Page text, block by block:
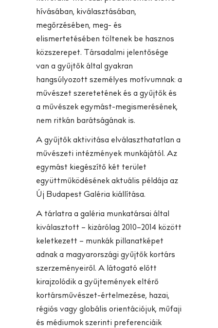
hívásában, kiválasztásában,
megőrzésében, meg- és
elismertetésében töltenek be hasznos
közszerepet. Társadalmi jelentősége
van a gyűjtők által gyakran
hangsúlyozott személyes motívumnak: a
művészet szeretetének és a gyűjtők és
a művészek egymást-megismerésének,
nem ritkán barátságának is.
A gyűjtők aktivitása elválaszthatatlan a
művészeti intézmények munkájától. Az
egymást kiegészítő két terület
együttműködésének aktuális példája az
Új Budapest Galéria kiállítása.
A tárlatra a galéria munkatársai által
kiválasztott – kizárólag 2010–2014 között
keletkezett – munkák pillanatképet
adnak a magyarországi gyűjtők kortárs
szerzeményeiről. A látogató előtt
kirajzolódik a gyűjtemények eltérő
kortársművészet-értelmezése, hazai,
régiós vagy globális orientációjuk, műfaji
és médiumok szerinti preferenciáik